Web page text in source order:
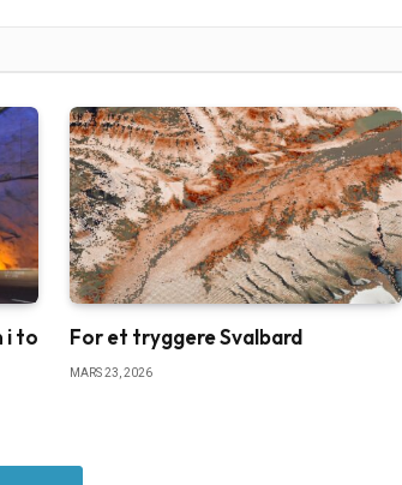
i to
For et tryggere Svalbard
MARS 23, 2026